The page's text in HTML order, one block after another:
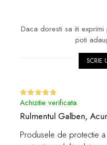
Daca doresti sa iti
poti
SCRIE
Achizitie verificata
Rulmentul Galben,
Produsele de protectie